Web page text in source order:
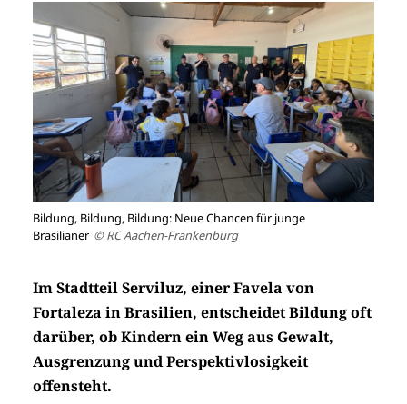
Bildung, Bildung, Bildung: Neue Chancen für junge
Brasilianer © RC Aachen-Frankenburg
Im Stadtteil Serviluz, einer Favela von
Fortaleza in Brasilien, entscheidet Bildung oft
darüber, ob Kindern ein Weg aus Gewalt,
Ausgrenzung und Perspektivlosigkeit
offensteht.